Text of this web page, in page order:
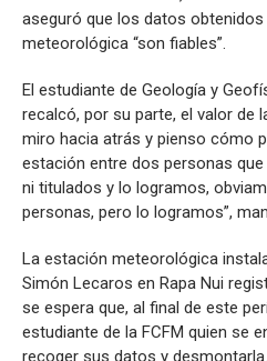
aseguró que los datos
meteorológica “son fiables”.
El estudiante de Geología y
recalcó, por su parte, el valor de
miro hacia atrás y pienso cómo
estación entre dos personas
ni titulados y lo logramos,
personas, pero lo logramos”,
La estación meteorológica
Simón Lecaros en Rapa Nui
se espera que, al final de este
estudiante de la FCFM quien se
recoger sus datos y desmontarla.